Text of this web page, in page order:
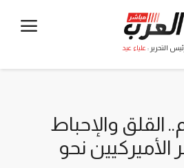
التحرير : علياء عيد
القلق والإحباط
نحو